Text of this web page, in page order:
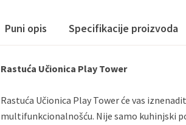
Puni opis Specifikacije proizvoda
Rastuća Učionica Play Tower
Rastuća Učionica Play Tower će vas
multifunkcionalnošću. Nije samo kuhinjski